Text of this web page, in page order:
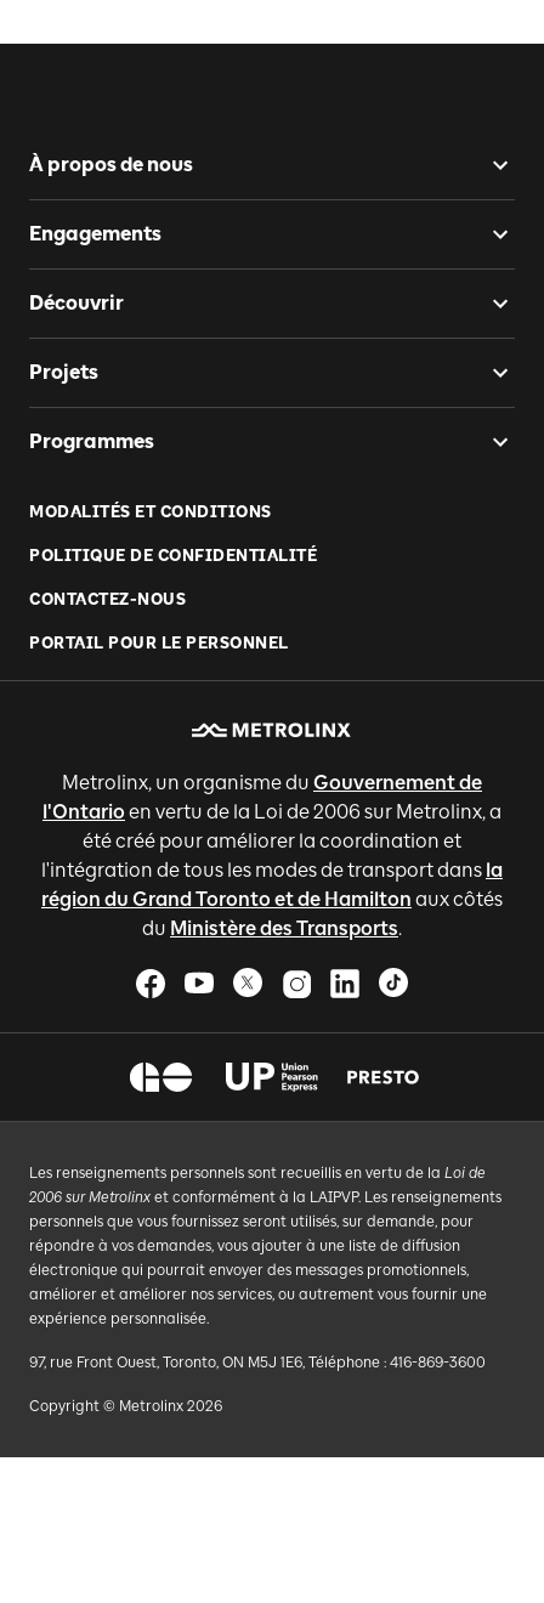
À propos de nous
Engagements
Découvrir
Projets
Programmes
MODALITÉS ET CONDITIONS
POLITIQUE DE CONFIDENTIALITÉ
CONTACTEZ-NOUS
PORTAIL POUR LE PERSONNEL
Metrolinx, un organisme du Gouvernement de
l'Ontario en vertu de la Loi de 2006 sur Metrolinx, a
été créé pour améliorer la coordination et
l'intégration de tous les modes de transport dans la
région du Grand Toronto et de Hamilton aux côtés
du Ministère des Transports.
Les renseignements personnels sont recueillis en vertu de la Loi de
2006 sur Metrolinx et conformément à la LAIPVP. Les renseignements
personnels que vous fournissez seront utilisés, sur demande, pour
répondre à vos demandes, vous ajouter à une liste de diffusion
électronique qui pourrait envoyer des messages promotionnels,
améliorer et améliorer nos services, ou autrement vous fournir une
expérience personnalisée.
97, rue Front Ouest, Toronto, ON M5J 1E6, Téléphone : 416-869-3600
Copyright © Metrolinx 2026